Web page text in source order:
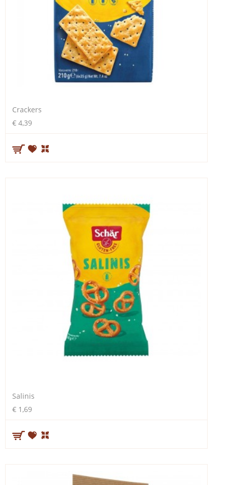
Crackers
€ 4,39
Salinis
€ 1,69